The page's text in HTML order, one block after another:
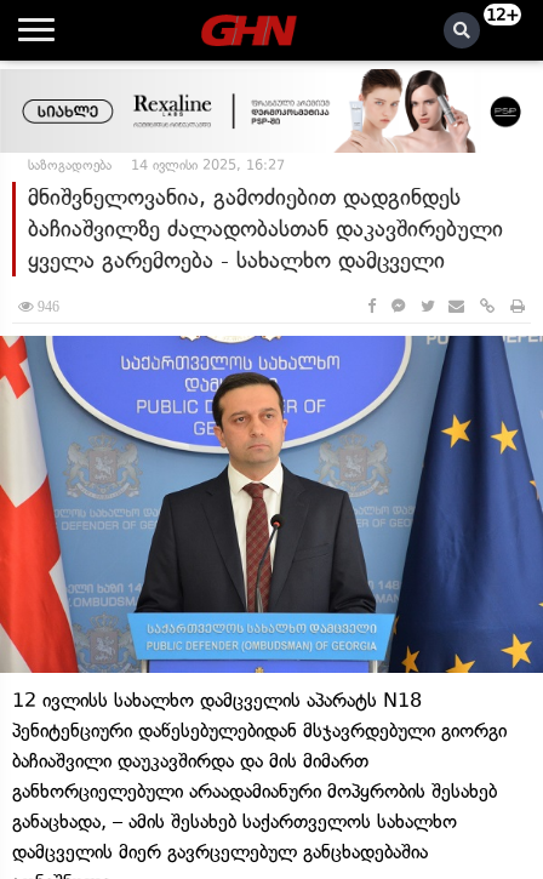
12+
საზოგადოება 14 ივლისი 2025, 16:27
მნიშვნელოვანია, გამოძიებით დადგინდეს
ბაჩიაშვილზე ძალადობასთან დაკავშირებული
ყველა გარემოება - სახალხო დამცველი
946
12 ივლისს სახალხო დამცველის აპარატს N18
პენიტენციური დაწესებულებიდან მსჯავრდებული გიორგი
ბაჩიაშვილი დაუკავშირდა და მის მიმართ
განხორციელებული არაადამიანური მოპყრობის შესახებ
განაცხადა, – ამის შესახებ საქართველოს სახალხო
დამცველის მიერ გავრცელებულ განცხადებაშია